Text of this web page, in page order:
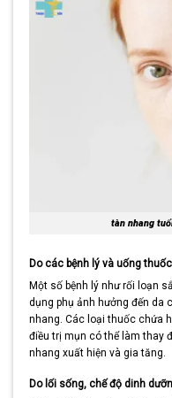
tàn nhang
Do các bệnh lý và uống thuốc
Một số bệnh lý như rối loạn
dụng phụ ảnh hưởng đến da
nhang. Các loại thuốc chứa
điều trị mụn có thể làm thay
nhang xuất hiện và gia tăng.
Do lối sống, chế độ dinh